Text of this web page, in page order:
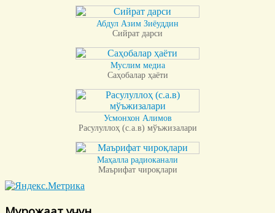
Абдул Азим Зиёуддин
Сийрат дарси
Муслим медиа
Саҳобалар ҳаёти
Усмонхон Алимов
Расулуллоҳ (с.а.в) мўъжизалари
Маҳалла радиоканали
Маърифат чироқлари